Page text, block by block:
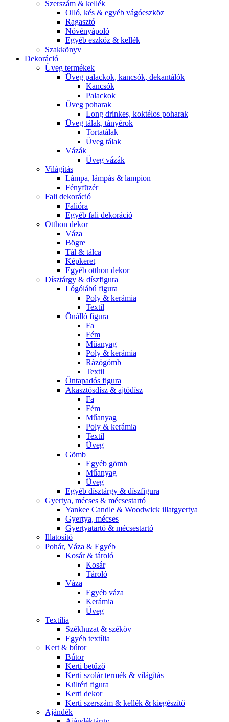
Szerszám & kellék
Olló, kés & egyéb vágóeszköz
Ragasztó
Növényápoló
Egyéb eszköz & kellék
Szakkönyv
Dekoráció
Üveg termékek
Üveg palackok, kancsók, dekantálók
Kancsók
Palackok
Üveg poharak
Long drinkes, koktélos poharak
Üveg tálak, tányérok
Tortatálak
Üveg tálak
Vázák
Üveg vázák
Világítás
Lámpa, lámpás & lampion
Fényfüzér
Fali dekoráció
Falióra
Egyéb fali dekoráció
Otthon dekor
Váza
Bögre
Tál & tálca
Képkeret
Egyéb otthon dekor
Dísztárgy & díszfigura
Lógólábú figura
Poly & kerámia
Textil
Önálló figura
Fa
Fém
Műanyag
Poly & kerámia
Rázógömb
Textil
Öntapadós figura
Akasztósdísz & ajtódísz
Fa
Fém
Műanyag
Poly & kerámia
Textil
Üveg
Gömb
Egyéb gömb
Műanyag
Üveg
Egyéb dísztárgy & díszfigura
Gyertya, mécses & mécsestartó
Yankee Candle & Woodwick illatgyertya
Gyertya, mécses
Gyertyatartó & mécsestartó
Illatosító
Pohár, Váza & Egyéb
Kosár & tároló
Kosár
Tároló
Váza
Egyéb váza
Kerámia
Üveg
Textília
Székhuzat & széköv
Egyéb textília
Kert & bútor
Bútor
Kerti betűző
Kerti szolár termék & világítás
Kültéri figura
Kerti dekor
Kerti szerszám & kellék & kiegészítő
Ajándék